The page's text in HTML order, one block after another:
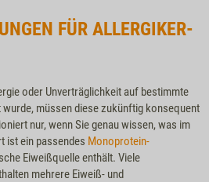
FÜR ALLERGIKER-
oder Unverträglichkeit auf bestimmte
müssen diese zukünftig konsequent
nur, wenn Sie genau wissen, was im
ist ein passendes Monoprotein-
Eiweißquelle enthält. Viele
mehrere Eiweiß- und